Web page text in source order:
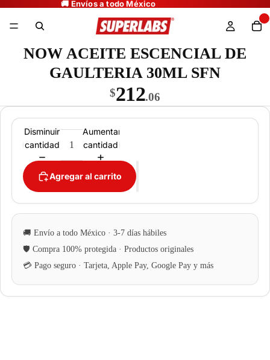
NOW ACEITE ESCENCIAL DE
GAULTERIA 30ML SFN
$212.06
Disminuir
cantidad
Aumentar
cantidad
Agregar al carrito